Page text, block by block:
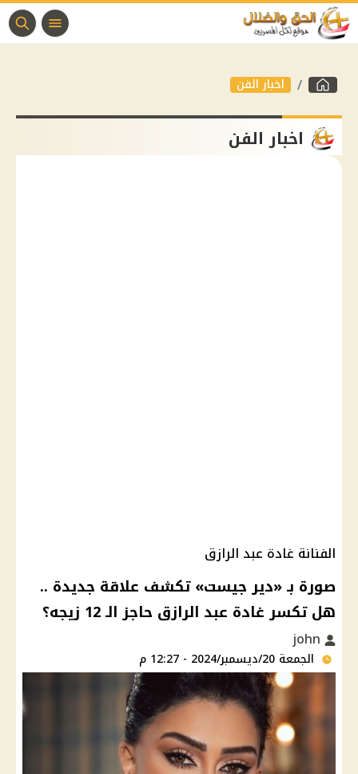
اخبار الفن
اخبار الفن
الفنانة غادة عبد الرازق
صورة بـ «دير جيست» تكشف علاقة جديدة ..
هل تكسر غادة عبد الرازق حاجز الـ 12 زيجه؟
الجمعة 20/ديسمبر/2024 - 12:27 م